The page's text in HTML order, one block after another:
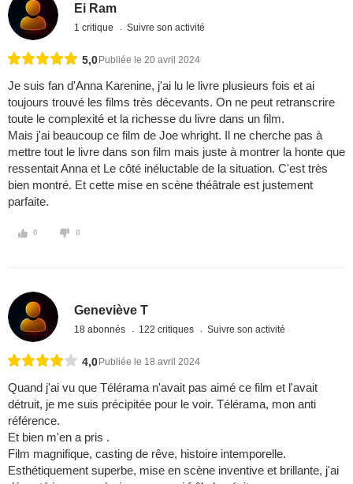
Ei Ram
1 critique Suivre son activité
5,0 Publiée le 20 avril 2024
Je suis fan d'Anna Karenine, j'ai lu le livre plusieurs fois et ai
toujours trouvé les films très décevants. On ne peut retranscrire
toute le complexité et la richesse du livre dans un film.
Mais j'ai beaucoup ce film de Joe whright. Il ne cherche pas à
mettre tout le livre dans son film mais juste à montrer la honte que
ressentait Anna et Le côté inéluctable de la situation. C'est très
bien montré. Et cette mise en scène théâtrale est justement
parfaite.
0 0
Geneviève T
18 abonnés 122 critiques Suivre son activité
4,0 Publiée le 18 avril 2024
Quand j'ai vu que Télérama n'avait pas aimé ce film et l'avait
détruit, je me suis précipitée pour le voir. Télérama, mon anti
référence.
Et bien m'en a pris .
Film magnifique, casting de rêve, histoire intemporelle.
Esthétiquement superbe, mise en scène inventive et brillante, j'ai